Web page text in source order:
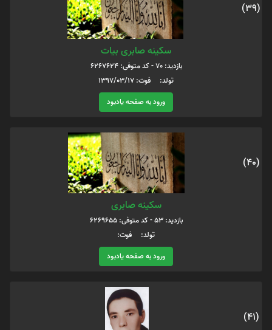
(39)
سکینه صابری بیات
بازدید: 70 - کد متوفی: 6267624
تولد: فوت: 1397/03/17
ورود به صفحه یادبود
(40)
سکینه صابری
بازدید: 53 - کد متوفی: 6269655
تولد: فوت:
ورود به صفحه یادبود
(41)